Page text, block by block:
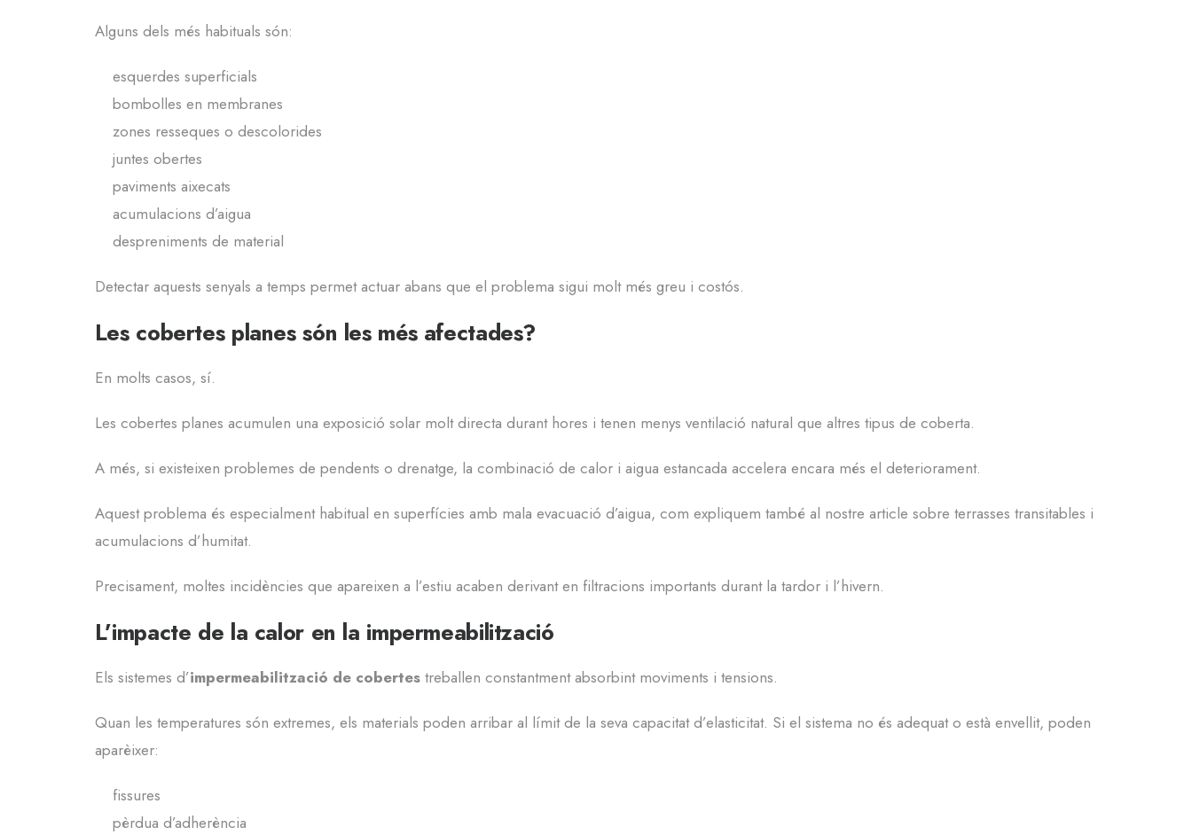
Alguns dels més habituals són:
esquerdes superficials
bombolles en membranes
zones resseques o descolorides
juntes obertes
paviments aixecats
acumulacions d’aigua
despreniments de material
Detectar aquests senyals a temps permet actuar abans que el problema sigui molt més greu i costós.
Les cobertes planes són les més afectades?
En molts casos, sí.
Les cobertes planes acumulen una exposició solar molt directa durant hores i tenen menys ventilació natural que altres tipus de coberta.
A més, si existeixen problemes de pendents o drenatge, la combinació de calor i aigua estancada accelera encara més el deteriorament.
Aquest problema és especialment habitual en superfícies amb mala evacuació d’aigua, com expliquem també al nostre article sobre terrasses transitables i
acumulacions d’humitat.
Precisament, moltes incidències que apareixen a l’estiu acaben derivant en filtracions importants durant la tardor i l’hivern.
L’impacte de la calor en la impermeabilització
Els sistemes d’impermeabilització de cobertestreballen constantment absorbint moviments i tensions.
Quan les temperatures són extremes, els materials poden arribar al límit de la seva capacitat d’elasticitat. Si el sistema no és adequat o està envellit, poden
aparèixer:
fissures
pèrdua d’adherència